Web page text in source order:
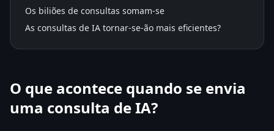
Os biliões de consultas somam-se
As consultas de IA tornar-se-ão mais eficientes?
O que acontece quando se envia
uma consulta de IA?